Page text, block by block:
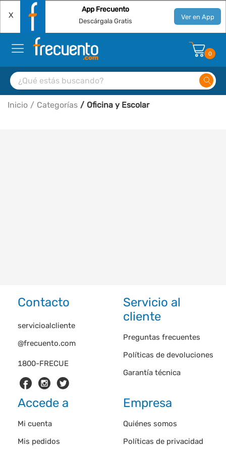
X
App Frecuento
Descárgala Gratis Ver en App
0
Inicio Categorías Oficina y Escolar
Contacto
1800-FRECUE
servicioalcliente
@frecuento.com
Servicio al
cliente
Preguntas frecuentes
Políticas de devoluciones
Garantía técnica
Accede a
Mi cuenta
Mis pedidos
Empresa
Quiénes somos
Políticas de privacidad